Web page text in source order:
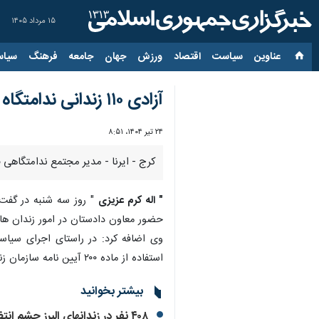
۱۵ مرداد ۱۴۰۵
عناوین‌ سیاست اقتصاد ورزش جهان جامعه فرهنگ
آزادی ۱۱۰ زندانی ندامتگاه قزلحصار کرج
۲۴ تیر ۱۴۰۴، ۸:۵۱